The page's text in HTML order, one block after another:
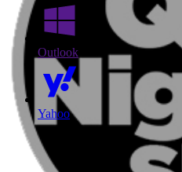
Outlook
Yahoo